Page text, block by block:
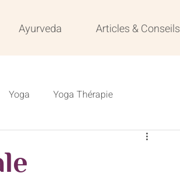
Ayurveda Articles & Conseils
Yoga Yoga Thérapie